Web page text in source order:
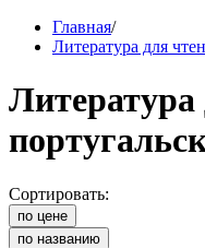
Главная/
Литература для
Литература
Сортировать:
по цене
по названию